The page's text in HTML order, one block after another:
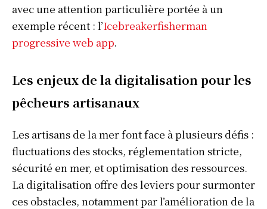
avec une attention particulière portée à un
exemple récent : l’Icebreakerfisherman
progressive web app.
Les enjeux de la digitalisation pour les
pêcheurs artisanaux
Les artisans de la mer font face à plusieurs défis :
fluctuations des stocks, réglementation stricte,
sécurité en mer, et optimisation des ressources.
La digitalisation offre des leviers pour surmonter
ces obstacles, notamment par l’amélioration de la